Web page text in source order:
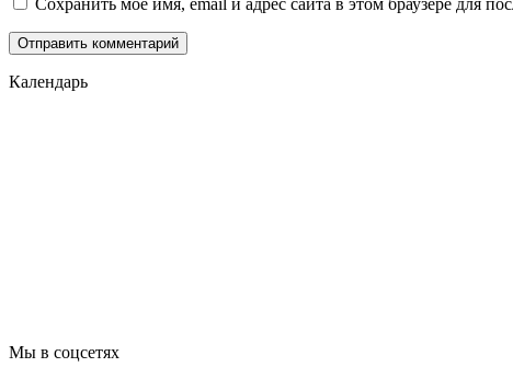
Сохранить моё имя, email и адрес сайта в этом браузере для
Календарь
Мы в соцсетях